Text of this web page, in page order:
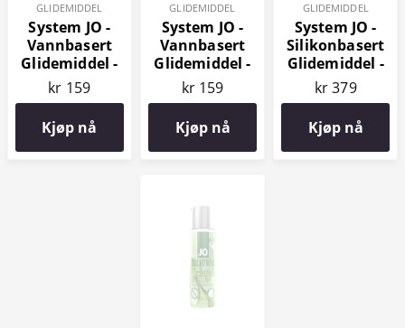
GLIDEMIDDEL
System JO -
Vannbasert
Glidemiddel -
Pina Colada 60
ml
kr 159
Kjøp nå
GLIDEMIDDEL
System JO -
Vannbasert
Glidemiddel -
Sex on the
Beach 60 ml
kr 159
Kjøp nå
GLIDEMIDDEL
System JO -
Silikonbasert
Glidemiddel -
Xtra Silky Thin
120 ml
kr 379
Kjøp nå